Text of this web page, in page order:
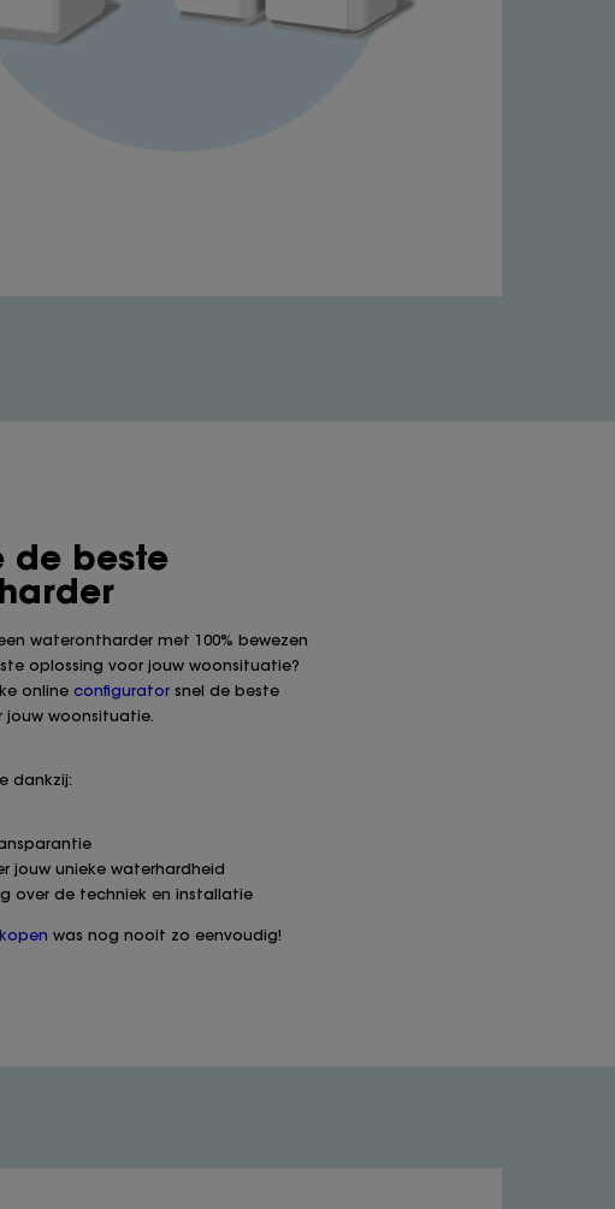
de beste
waterontharder met 100% bewezen
oplossing voor jouw woonsituatie?
online configurator snel de beste
woonsituatie.
dankzij:
jouw unieke waterhardheid
over de techniek en installatie
was nog nooit zo eenvoudig!